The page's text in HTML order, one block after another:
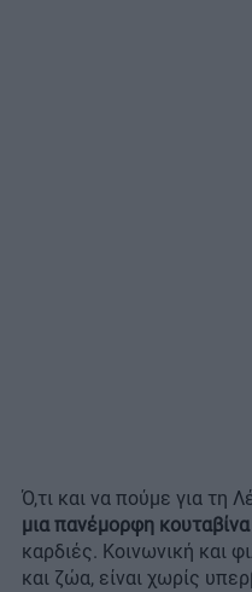
Ό,τι και να πούμε για τη
μια πανέμορφη κουταβίνα
καρδιές. Κοινωνική και
και ζώα, είναι χωρίς